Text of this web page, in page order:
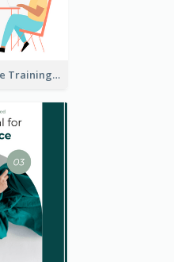
Customer Service Training Manual